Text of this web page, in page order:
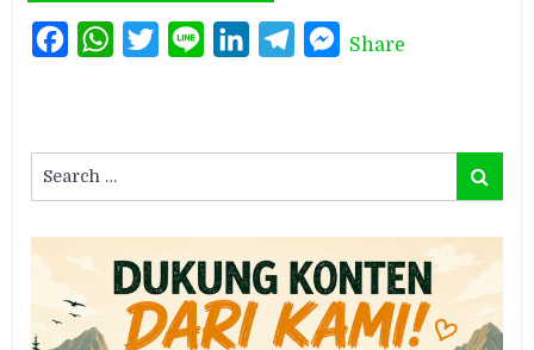
FacebookWhatsAppTwitterLine LinkedInTelegramMessenger
Share
for:
Search